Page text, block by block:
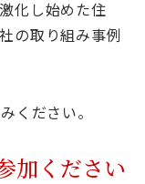
化し始めた住
の取り組み事例
ください。
加ください